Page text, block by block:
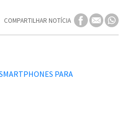
COMPARTILHAR NOTÍCIA